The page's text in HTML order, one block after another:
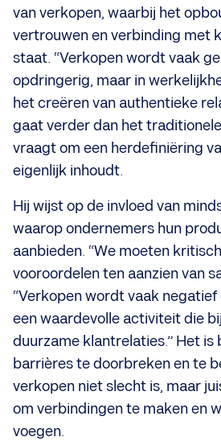
van verkopen, waarbij het
vertrouwen en verbinding met
staat. “Verkopen wordt vaak
opdringerig, maar in
het creëren van authentieke
gaat verder dan het
vraagt om een herdefiniëring
eigenlijk inhoudt.
Hij wijst op de invloed van
waarop ondernemers hun
aanbieden. “We moeten
vooroordelen ten aanzien van
“Verkopen wordt vaak negatief
een waardevolle activiteit die
duurzame klantrelaties.” Het is
barrières te doorbreken en te
verkopen niet slecht is, maar
om verbindingen te maken en
voegen.